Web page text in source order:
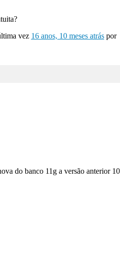
vez 16 anos, 10 meses atráspor
do banco 11g a versão anterior